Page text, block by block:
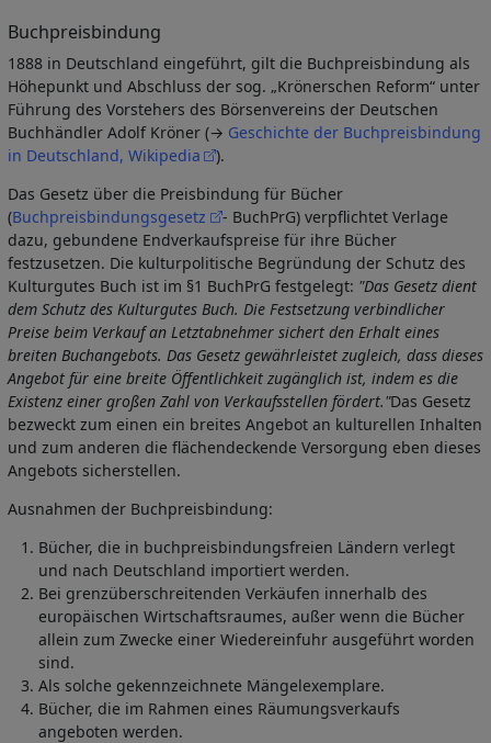
Buchpreisbindung
1888 in Deutschland eingeführt, gilt die Buchpreisbindung als
Höhepunkt und Abschluss der sog. „Krönerschen Reform“ unter
Führung des Vorstehers des Börsenvereins der Deutschen
Buchhändler Adolf Kröner (→ Geschichte der Buchpreisbindung
in Deutschland, Wikipedia
).
Das Gesetz über die Preisbindung für Bücher
(Buchpreisbindungsgesetz
- BuchPrG) verpflichtet Verlage
dazu, gebundene Endverkaufspreise für ihre Bücher
festzusetzen. Die kulturpolitische Begründung der Schutz des
Kulturgutes Buch ist im §1 BuchPrG festgelegt: "Das Gesetz dient
dem Schutz des Kulturgutes Buch. Die Festsetzung verbindlicher
Preise beim Verkauf an Letztabnehmer sichert den Erhalt eines
breiten Buchangebots. Das Gesetz gewährleistet zugleich, dass dieses
Angebot für eine breite Öffentlichkeit zugänglich ist, indem es die
Existenz einer großen Zahl von Verkaufsstellen fördert."Das Gesetz
bezweckt zum einen ein breites Angebot an kulturellen Inhalten
und zum anderen die flächendeckende Versorgung eben dieses
Angebots sicherstellen.
Ausnahmen der Buchpreisbindung:
Bücher, die in buchpreisbindungsfreien Ländern verlegt
und nach Deutschland importiert werden.
Bei grenzüberschreitenden Verkäufen innerhalb des
europäischen Wirtschaftsraumes, außer wenn die Bücher
allein zum Zwecke einer Wiedereinfuhr ausgeführt worden
sind.
Als solche gekennzeichnete Mängelexemplare.
Bücher, die im Rahmen eines Räumungsverkaufs
angeboten werden.